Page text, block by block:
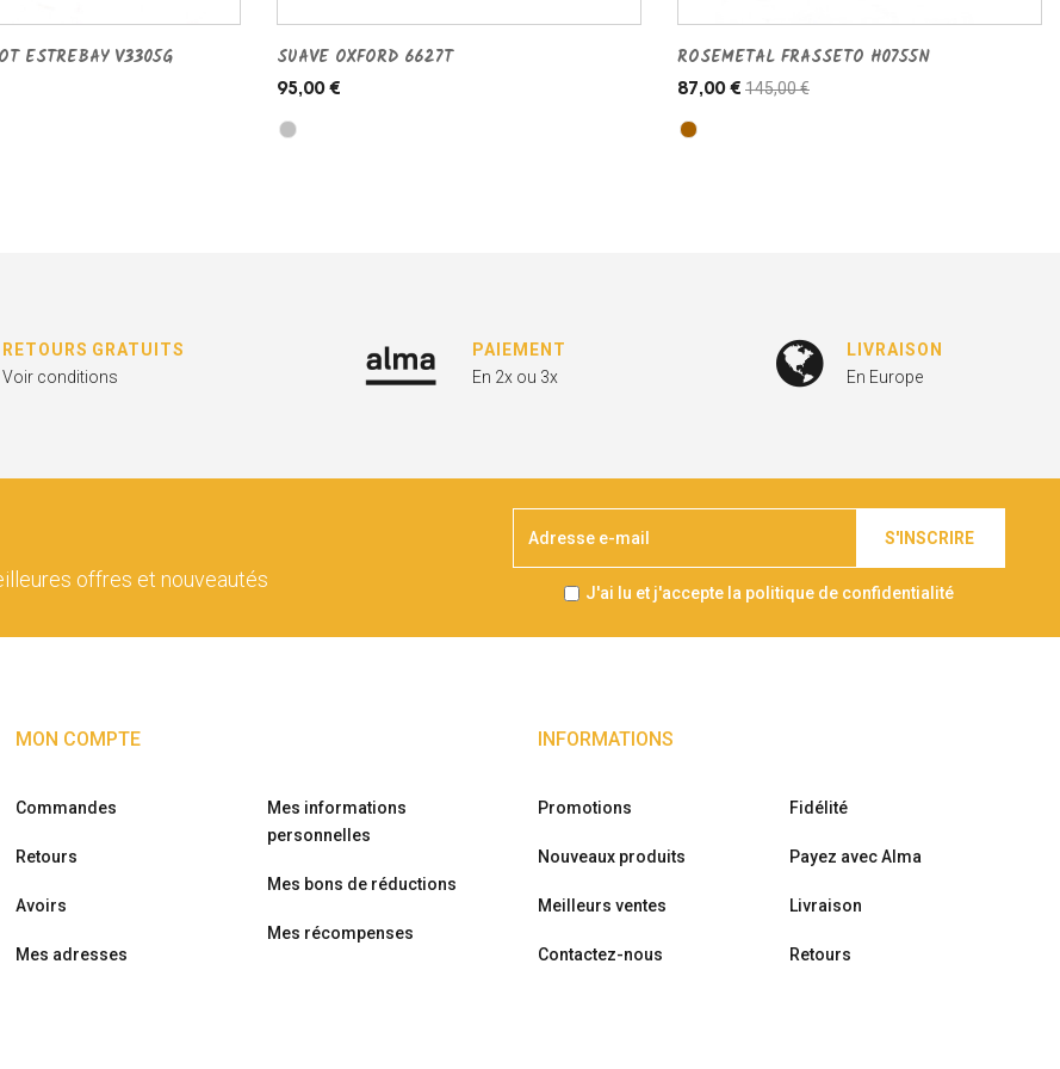
ESTREBAY V3305G SUAVE OXFORD 6627T
95,00 €
ROSEMETAL FRASSETO H0755N
87,00 € 145,00 €
RETOURS GRATUITS
Voir conditions
PAIEMENT
En 2x ou 3x
LIVRAISON
En Europe
offres et nouveautés
S'INSCRIRE
J'ai lu et j'accepte la politique de confidentialité
MON COMPTE
Commandes
Retours
Avoirs
Mes adresses
Mes informations
personnelles
Mes bons de réductions
Mes récompenses
INFORMATIONS
Promotions
Nouveaux produits
Meilleurs ventes
Contactez-nous
Fidélité
Payez avec Alma
Livraison
Retours